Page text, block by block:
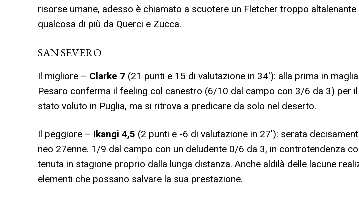
risorse umane, adesso è chiamato a scuotere un Fletcher troppo
qualcosa di più da Querci e Zucca.
SAN SEVERO
Il migliore – Clarke 7 (21 punti e 15 di valutazione in 34′): alla prima in maglia
Pesaro conferma il feeling col canestro (6/10 dal campo con 3/6 da 3) per
stato voluto in Puglia, ma si ritrova a predicare da solo nel deserto.
Il peggiore – Ikangi 4,5 (2 punti e -6 di valutazione in 27′): serata
neo 27enne. 1/9 dal campo con un deludente 0/6 da 3, in controtendenza
tenuta in stagione proprio dalla lunga distanza. Anche aldilà delle lacune
elementi che possano salvare la sua prestazione.